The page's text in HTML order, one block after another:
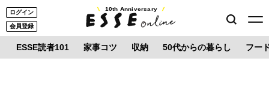
ログイン
会員登録
10th Anniversary
ESSE読者101 家事コツ 収納 50代からの暮らし フー